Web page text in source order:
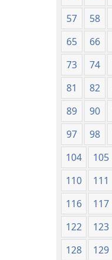
57
58
65
66
73
74
81
82
89
90
97
98
104
105
110
111
116
117
122
123
128
129